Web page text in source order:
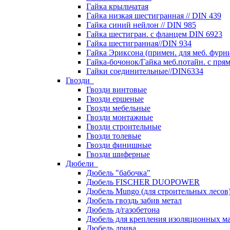
Гайка крыльчатая
Гайка низкая шестигранная // DIN 439
Гайка синий нейлон // DIN 985
Гайка шестигран. с фланцем DIN 6923
Гайка шестигранная//DIN 934
Гайка Эриксона (примен. для меб.
Гайка-бочонок/Гайка меб.потайн. с
Гайки соединительные//DIN6334
Гвозди
Гвозди винтовые
Гвозди ершеные
Гвозди мебельные
Гвозди монтажные
Гвозди строительные
Гвозди толевые
Гвозди финишные
Гвозди шиферные
Дюбели
Дюбель "бабочка"
Дюбель FISCHER DUOPOWER
Дюбель Mungo (для строительных
Дюбель гвоздь забив метал
Дюбель д/газобетона
Дюбель для крепления изоляционных
Дюбель дрива